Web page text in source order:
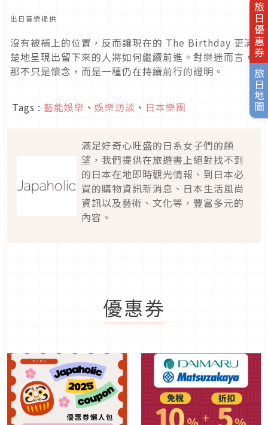
旅日優惠券
旅日地圖
出日音樂提供
沒有被補上的位置，反而讓現在的 The Birthday 更清
楚地呈現出留下來的人將如何繼續前進。對樂迷而言，
那不只是懷念，而是一種仍在持續前行的證明。
Tags : 藝能娛樂 、 娛樂訪談 、 日本樂團
滿足好奇心旺盛的日系女子們的願
望，我們提供在旅遊書上絕對找不到
的日本在地即時觀光情報、到日本必
買的購物資訊新消息、日本生活風尚
資訊以及藝術、文化等，豐富多元的
內容。
優惠券